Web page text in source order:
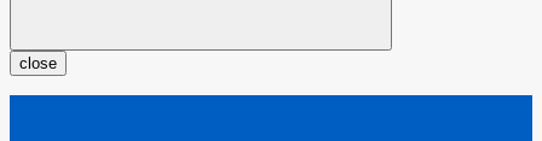
close